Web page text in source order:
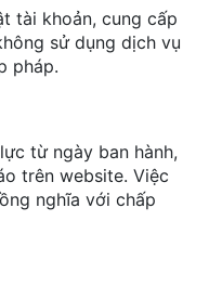
tài khoản, cung cấp
sử dụng dịch vụ
pháp.
từ ngày ban hành,
trên website. Việc
nghĩa với chấp